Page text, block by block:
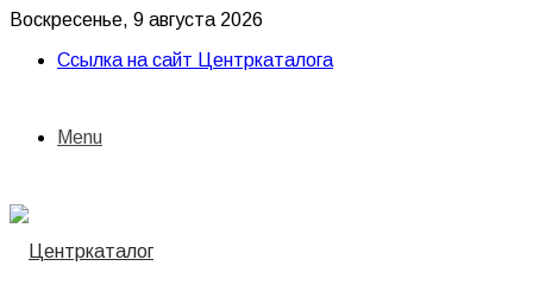
Воскресенье, 9 августа 2026
Ссылка на сайт Центркаталога
Menu